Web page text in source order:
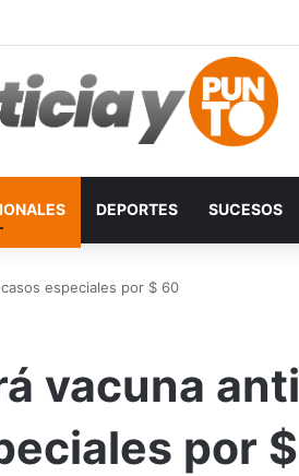
DEPORTES SUCESOS
especiales por $ 60
vacuna anti
por $